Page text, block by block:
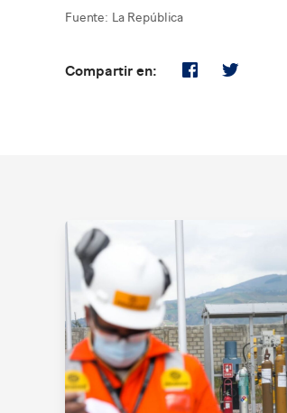
Fuente: La República
Compartir en: